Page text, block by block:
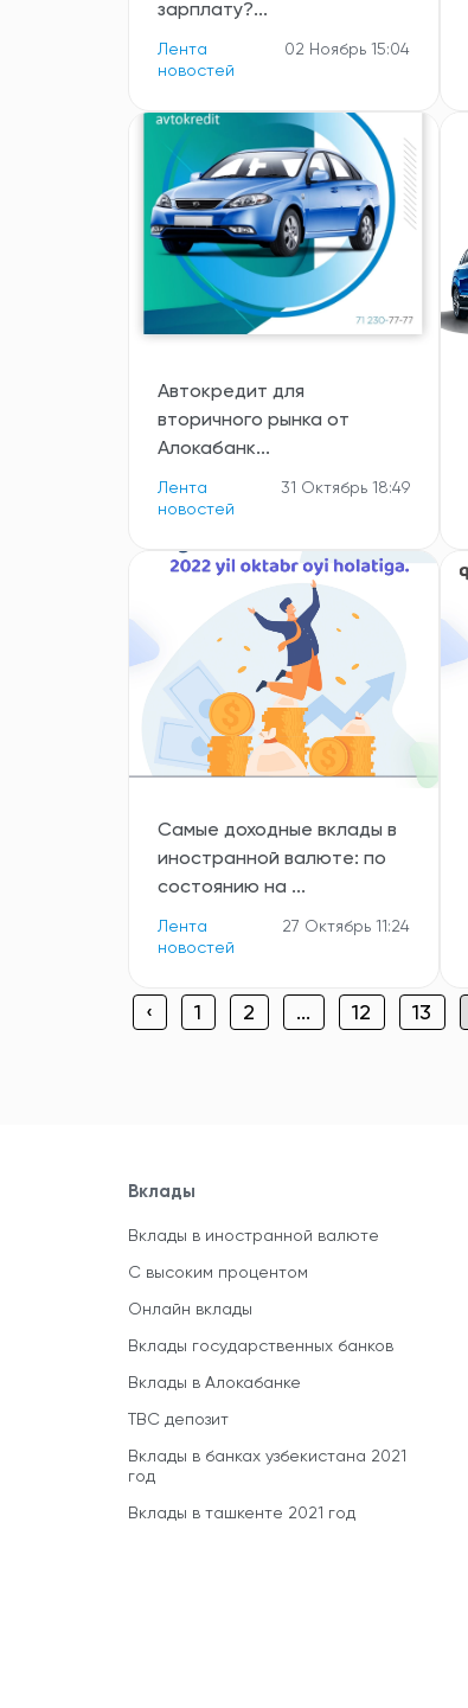
зарплату?...
Лента
новостей
02 Ноябрь 15:04
Автокредит для
вторичного рынка от
Алокабанк...
Лента
новостей
31 Октябрь 18:49
Самые доходные вклады в
иностранной валюте: по
состоянию на ...
Лента
новостей
27 Октябрь 11:24
‹ 1 2 ... 12 13
Вклады
Вклады в иностранной валюте
С высоким процентом
Онлайн вклады
Вклады государственных банков
Вклады в Алокабанке
TBC депозит
Вклады в банках узбекистана 2021
год
Вклады в ташкенте 2021 год